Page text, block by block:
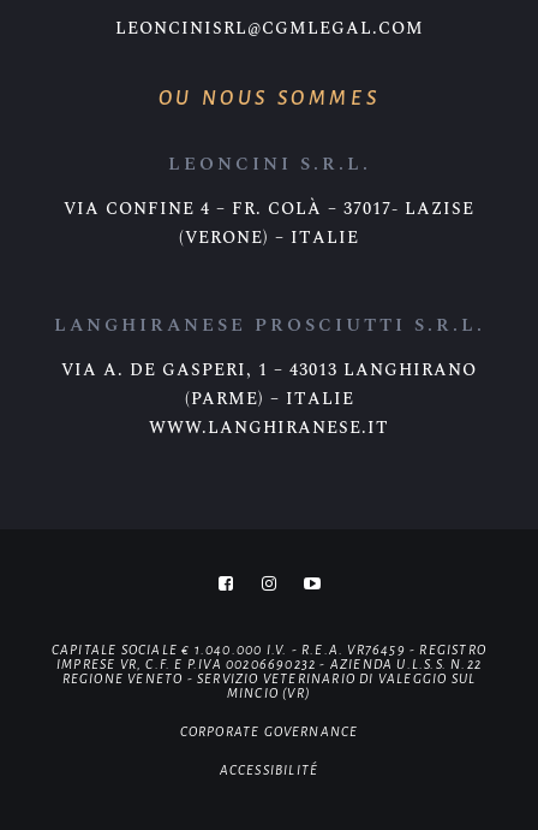
LEONCINISRL@CGMLEGAL.COM
OU NOUS SOMMES
LEONCINI S.R.L.
VIA CONFINE 4 – FR. COLÀ – 37017- LAZISE
(VERONE) – ITALIE
LANGHIRANESE PROSCIUTTI S.R.L.
VIA A. DE GASPERI, 1 – 43013 LANGHIRANO
(PARME) – ITALIE
WWW.LANGHIRANESE.IT
CAPITALE SOCIALE € 1.040.000 I.V. - R.E.A. VR76459 - REGISTRO
IMPRESE VR, C.F. E P.IVA 00206690232 - AZIENDA U.L.S.S. N.22
REGIONE VENETO - SERVIZIO VETERINARIO DI VALEGGIO SUL
MINCIO (VR)
CORPORATE GOVERNANCE
ACCESSIBILITÉ